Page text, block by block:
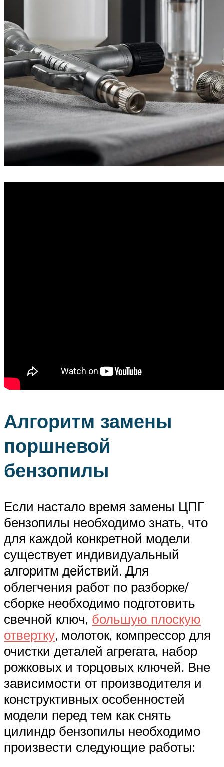
Алгоритм замены
поршневой
бензопилы
Если настало время замены ЦПГ
бензопилы необходимо знать, что
для каждой конкретной модели
существует индивидуальный
алгоритм действий. Для
облегчения работ по разборке/
сборке необходимо подготовить
свечной ключ, большую плоскую
отвертку, молоток, компрессор для
очистки деталей агрегата, набор
рожковых и торцовых ключей. Вне
зависимости от производителя и
конструктивных особенностей
модели перед тем как снять
цилиндр бензопилы необходимо
произвести следующие работы: